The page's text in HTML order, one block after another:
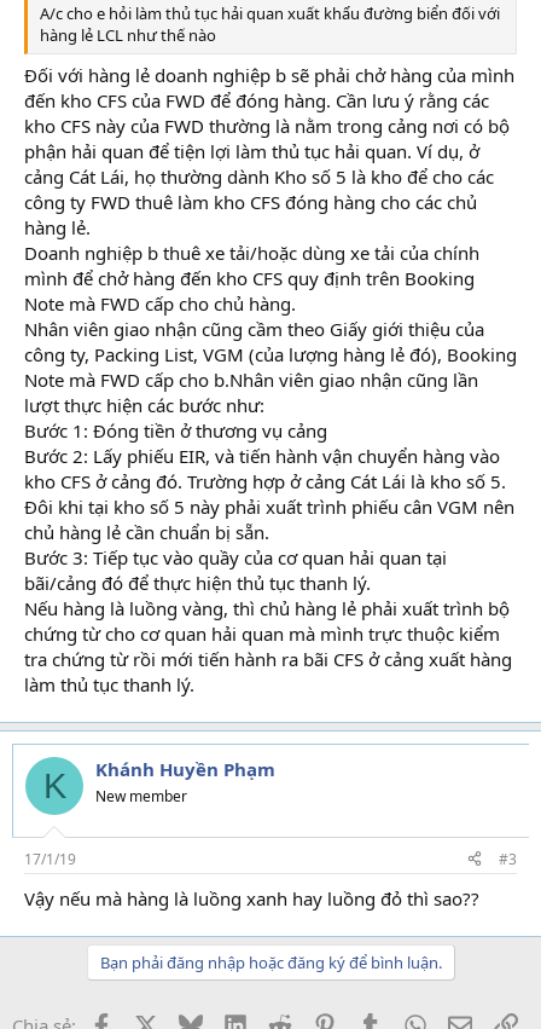
A/c cho e hỏi làm thủ tục hải quan xuất khẩu đường biển đối với
hàng lẻ LCL như thế nào
Đối với hàng lẻ doanh nghiệp b sẽ phải chở hàng của mình
đến kho CFS của FWD để đóng hàng. Cần lưu ý rằng các
kho CFS này của FWD thường là nằm trong cảng nơi có bộ
phận hải quan để tiện lợi làm thủ tục hải quan. Ví dụ, ở
cảng Cát Lái, họ thường dành Kho số 5 là kho để cho các
công ty FWD thuê làm kho CFS đóng hàng cho các chủ
hàng lẻ.
Doanh nghiệp b thuê xe tải/hoặc dùng xe tải của chính
mình để chở hàng đến kho CFS quy định trên Booking
Note mà FWD cấp cho chủ hàng.
Nhân viên giao nhận cũng cầm theo Giấy giới thiệu của
công ty, Packing List, VGM (của lượng hàng lẻ đó), Booking
Note mà FWD cấp cho b.Nhân viên giao nhận cũng lần
lượt thực hiện các bước như:
Bước 1: Đóng tiền ở thương vụ cảng
Bước 2: Lấy phiếu EIR, và tiến hành vận chuyển hàng vào
kho CFS ở cảng đó. Trường hợp ở cảng Cát Lái là kho số 5.
Đôi khi tại kho số 5 này phải xuất trình phiếu cân VGM nên
chủ hàng lẻ cần chuẩn bị sẵn.
Bước 3: Tiếp tục vào quầy của cơ quan hải quan tại
bãi/cảng đó để thực hiện thủ tục thanh lý.
Nếu hàng là luồng vàng, thì chủ hàng lẻ phải xuất trình bộ
chứng từ cho cơ quan hải quan mà mình trực thuộc kiểm
tra chứng từ rồi mới tiến hành ra bãi CFS ở cảng xuất hàng
làm thủ tục thanh lý.
K Khánh Huyền Phạm
New member
17/1/19 #3
Vậy nếu mà hàng là luồng xanh hay luồng đỏ thì sao??
Bạn phải đăng nhập hoặc đăng ký để bình luận.
Facebook BlueskyLinkedInReddit PinterestTumblrWhatsApp
Email